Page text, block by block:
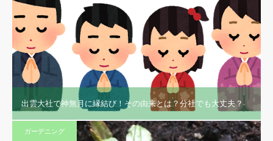
出雲大社で神無月に縁結び！その由来とは？分社でも大丈夫？
ガーデニング